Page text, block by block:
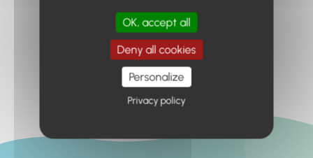
Retour à l'accueil
OK, accept all
Deny all cookies
Personalize
Privacy policy